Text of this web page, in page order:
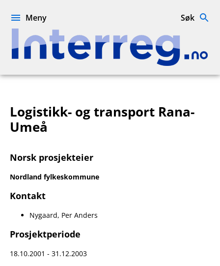
Interreg.no
Meny Søk
Logistikk- og transport Rana-
Umeå
Norsk prosjekteier
Nordland fylkeskommune
Kontakt
Nygaard, Per Anders
Prosjektperiode
18.10.2001 - 31.12.2003